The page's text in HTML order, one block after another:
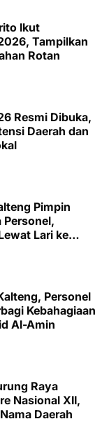
Ikut
Tampilkan
Rotan
Resmi Dibuka,
Daerah dan
Pimpin
Personel,
Lari ke
Personel
Kebahagiaan
Al-Amin
Raya
Nasional XII,
Daerah